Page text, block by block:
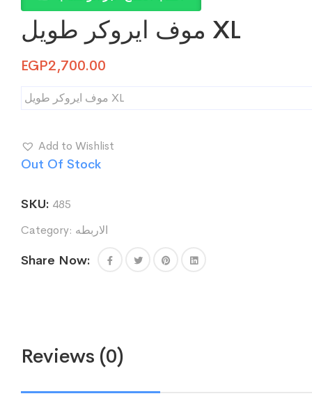
موف ايروكر طويل XL
EGP2,700.00
موف ايروكر طويل XL
Add to Wishlist
Out Of Stock
SKU: 485
Category: الاربطه
Share Now:
Reviews (0)